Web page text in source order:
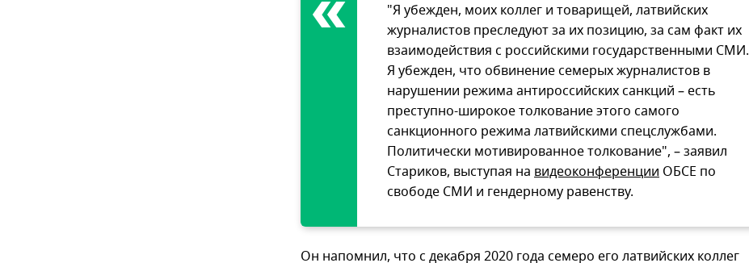
"Я убежден, моих коллег и товарищей, латвийских
журналистов преследуют за их позицию, за сам факт их
взаимодействия с российскими государственными СМИ.
Я убежден, что обвинение семерых журналистов в
нарушении режима антироссийских санкций – есть
преступно-широкое толкование этого самого
санкционного режима латвийскими спецслужбами.
Политически мотивированное толкование", – заявил
Стариков, выступая на видеоконференции ОБСЕ по
свободе СМИ и гендерному равенству.
Он напомнил, что с декабря 2020 года семеро его латвийских коллег